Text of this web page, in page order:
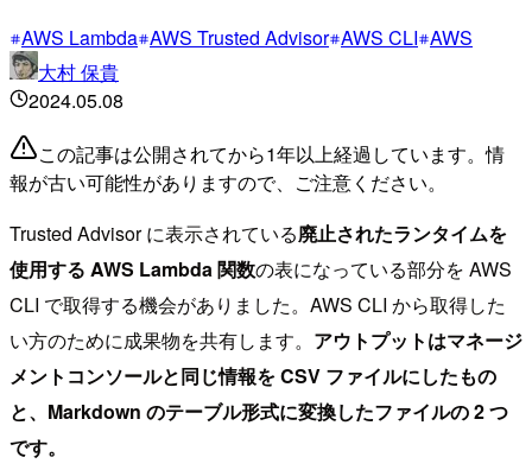
AWS Lambda AWS Trusted Advisor AWS CLI AWS
大村 保貴
2024.05.08
この記事は公開されてから1年以上経過しています。情
報が古い可能性がありますので、ご注意ください。
Trusted Advisor に表示されている廃止されたランタイムを
使用する AWS Lambda 関数の表になっている部分を AWS
CLI で取得する機会がありました。AWS CLI から取得した
い方のために成果物を共有します。 アウトプットはマネージ
メントコンソールと同じ情報を CSV ファイルにしたもの
と、Markdown のテーブル形式に変換したファイルの 2 つ
です。